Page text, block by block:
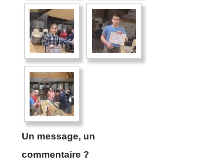
Un message, un
commentaire ?